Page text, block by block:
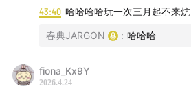
43:40 哈哈哈哈玩一次三月起不来炕
春典JARGON : 哈哈哈
fiona_Kx9Y
2026.4.24